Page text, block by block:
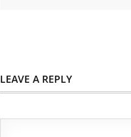
LEAVE A REPLY